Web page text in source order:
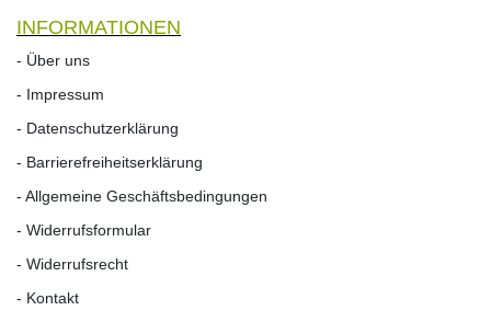
INFORMATIONEN
- Über uns
- Impressum
- Datenschutzerklärung
- Barrierefreiheitserklärung
- Allgemeine Geschäftsbedingungen
- Widerrufsformular
- Widerrufs­recht
- Kontakt